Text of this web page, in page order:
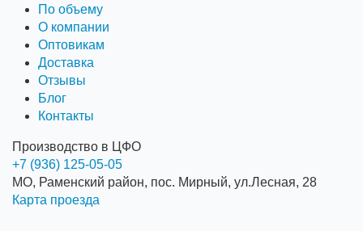
По объему
О компании
Оптовикам
Доставка
Отзывы
Блог
Контакты
Производство в ЦФО
+7 (936) 125-05-05
МО, Раменский район, пос. Мирный, ул.Лесная, 28
Карта проезда